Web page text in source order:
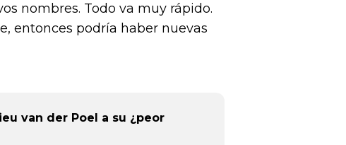
nombres. Todo va muy rápido.
entonces podría haber nuevas
van der Poel a su ¿peor